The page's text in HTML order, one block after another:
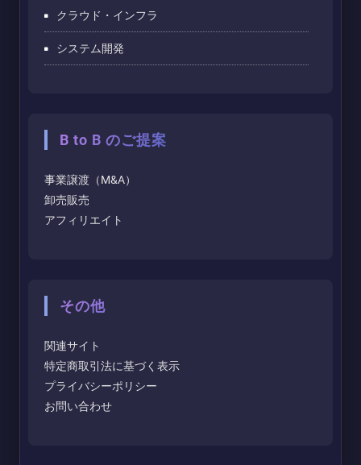
クラウド・インフラ
システム開発
B to B のご提案
事業譲渡（M&A）
卸売販売
アフィリエイト
その他
関連サイト
特定商取引法に基づく表示
プライバシーポリシー
お問い合わせ